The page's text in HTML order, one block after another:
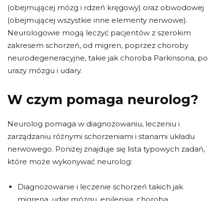
(obejmującej mózg i rdzeń kręgowy) oraz obwodowej
(obejmującej wszystkie inne elementy nerwowe).
Neurologowie mogą leczyć pacjentów z szerokim
zakresem schorzeń, od migren, poprzez choroby
neurodegeneracyjne, takie jak choroba Parkinsona, po
urazy mózgu i udary.
W czym pomaga neurolog?
Neurolog pomaga w diagnozowaniu, leczeniu i
zarządzaniu różnymi schorzeniami i stanami układu
nerwowego. Poniżej znajduje się lista typowych zadań,
które może wykonywać neurolog:
Diagnozowanie i leczenie schorzeń takich jak